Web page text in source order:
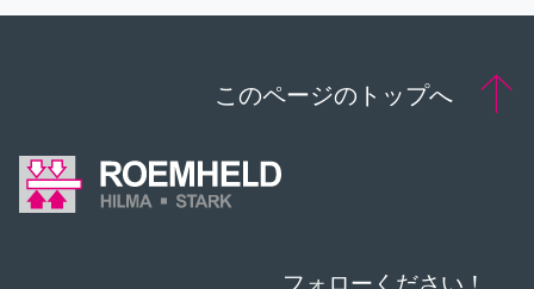
このページのトップへ
フォローください！